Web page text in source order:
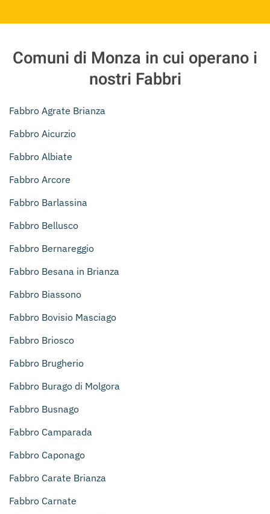
Comuni di Monza in cui operano i
nostri Fabbri
Fabbro Agrate Brianza
Fabbro Aicurzio
Fabbro Albiate
Fabbro Arcore
Fabbro Barlassina
Fabbro Bellusco
Fabbro Bernareggio
Fabbro Besana in Brianza
Fabbro Biassono
Fabbro Bovisio Masciago
Fabbro Briosco
Fabbro Brugherio
Fabbro Burago di Molgora
Fabbro Busnago
Fabbro Camparada
Fabbro Caponago
Fabbro Carate Brianza
Fabbro Carnate